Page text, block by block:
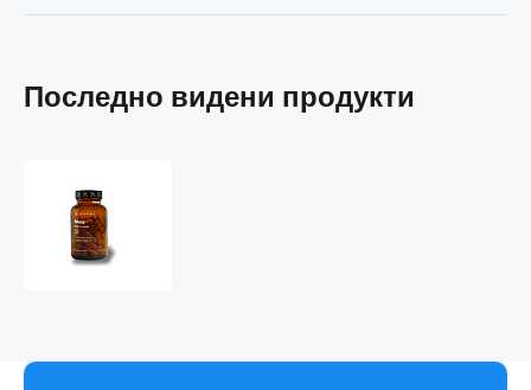
Последно видени продукти